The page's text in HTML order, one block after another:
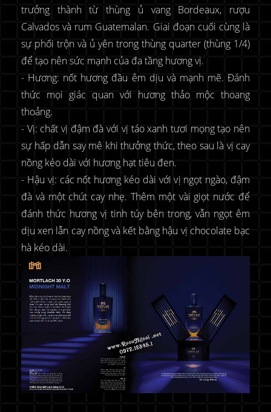
trưởng thành từ thùng ủ vang Bordeaux, rượu
Calvados và rum Guatemalan. Giai đoạn cuối cùng là
sự phối trộn và ủ yên trong thùng quarter (thùng 1/4)
để tạo nên sức mạnh của đa tầng hương vị.
- Hương: nốt hương đầu êm dịu và mạnh mẽ. Đánh
thức mọi giác quan với hương thảo mộc thoang
thoảng.
- Vị: chất vị đậm đà với vị táo xanh tươi mọng tạo nên
sự hấp dẫn say mê khi thưởng thức, theo sau là vị cay
nồng kéo dài với hương hạt tiêu đen.
- Hậu vị: các nốt hương kéo dài với vị ngọt ngào, đậm
đà và một chút cay nhẹ. Thêm một vài giọt nước để
đánh thức hương vị tinh túy bên trong, vẫn ngọt êm
dịu xen lẫn cay nồng và kết bằng hậu vị chocolate bạc
hà kéo dài.